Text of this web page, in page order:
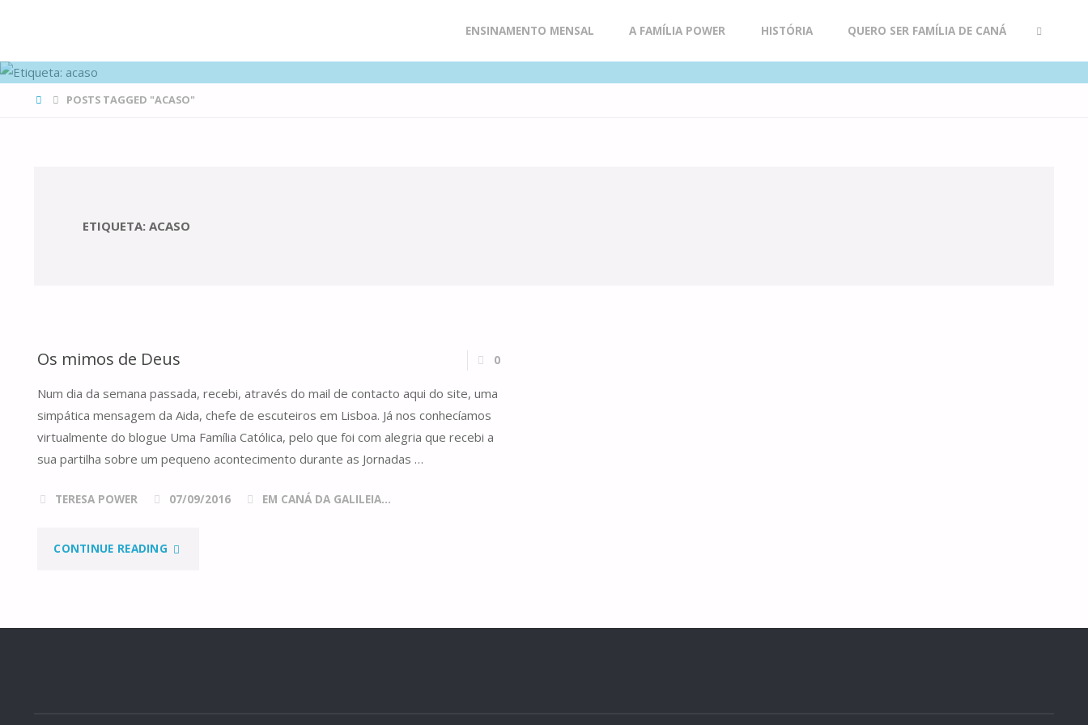
to
ENSINAMENTO MENSAL A FAMÍLIA POWER HISTÓRIA QUERO SER FAMÍLIA DE CANÁ
HOMEPOSTS TAGGED "ACASO"
ETIQUETA: ACASO
Os mimos de Deus 0
Num dia da semana passada, recebi, através do mail de contacto aqui do site, uma
simpática mensagem da Aida, chefe de escuteiros em Lisboa. Já nos conhecíamos
virtualmente do blogue Uma Família Católica, pelo que foi com alegria que recebi a
sua partilha sobre um pequeno acontecimento durante as Jornadas …
TERESA POWER 07/09/2016 EM CANÁ DA GALILEIA...
CONTINUE READING "OS